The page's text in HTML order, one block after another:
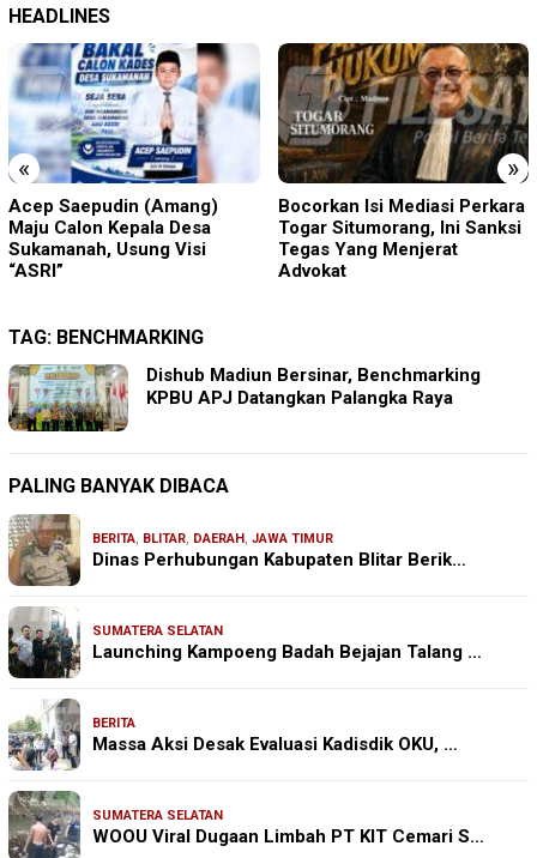
HEADLINES
« »
Acep Saepudin (Amang)
Maju Calon Kepala Desa
Sukamanah, Usung Visi
“ASRI”
Bocorkan Isi Mediasi Perkara
Togar Situmorang, Ini Sanksi
Tegas Yang Menjerat
Advokat
TAG: BENCHMARKING
Dishub Madiun Bersinar, Benchmarking
KPBU APJ Datangkan Palangka Raya
PALING BANYAK DIBACA
BERITA, BLITAR, DAERAH , JAWA TIMUR
Dinas Perhubungan Kabupaten Blitar Berik…
SUMATERA SELATAN
Launching Kampoeng Badah Bejajan Talang …
BERITA
Massa Aksi Desak Evaluasi Kadisdik OKU, …
SUMATERA SELATAN
WOOU Viral Dugaan Limbah PT KIT Cemari S…